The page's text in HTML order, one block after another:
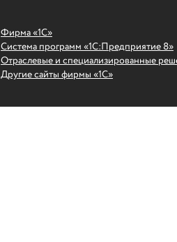
Фирма «1С»
Система программ «1С:Предприятие 8»
Отраслевые и специализированные
Другие сайты фирмы «1С»